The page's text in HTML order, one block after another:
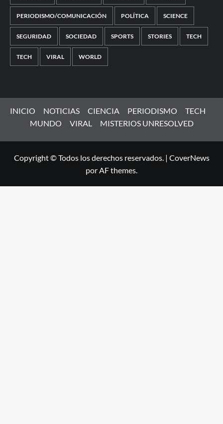
PERIODISMO/COMUNICACIÓN POLÍTICA SCIENCE
SEGURIDAD SOCIEDAD SPORTS STORIES TECH
TECH VIRAL WORLD
INICIO NOTICIAS CIENCIA PERIODISMO
TECH
MUNDO
VIRAL MISTERIOS UNRESOLVED
Copyright © Todos los derechos reservados. | CoverNews
por AF themes.